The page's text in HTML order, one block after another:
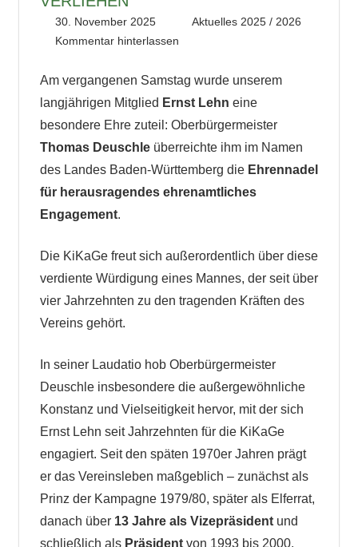
30. November 2025 literat@kikage.de
Aktuelles 2025 / 2026
Kommentar hinterlassen
Am vergangenen Samstag wurde unserem
langjährigen Mitglied Ernst Lehn eine
besondere Ehre zuteil: Oberbürgermeister
Thomas Deuschleüberreichte ihm im Namen
des Landes Baden-Württemberg die Ehrennadel
für herausragendes ehrenamtliches
Engagement.
Die KiKaGe freut sich außerordentlich über diese
verdiente Würdigung eines Mannes, der seit über
vier Jahrzehnten zu den tragenden Kräften des
Vereins gehört.
In seiner Laudatio hob Oberbürgermeister
Deuschle insbesondere die außergewöhnliche
Konstanz und Vielseitigkeit hervor, mit der sich
Ernst Lehn seit Jahrzehnten für die KiKaGe
engagiert. Seit den späten 1970er Jahren prägt
er das Vereinsleben maßgeblich – zunächst als
Prinz der Kampagne 1979/80, später als Elferrat,
danach über 13 Jahre als Vizepräsidentund
schließlich als Präsidentvon 1993 bis 2000.